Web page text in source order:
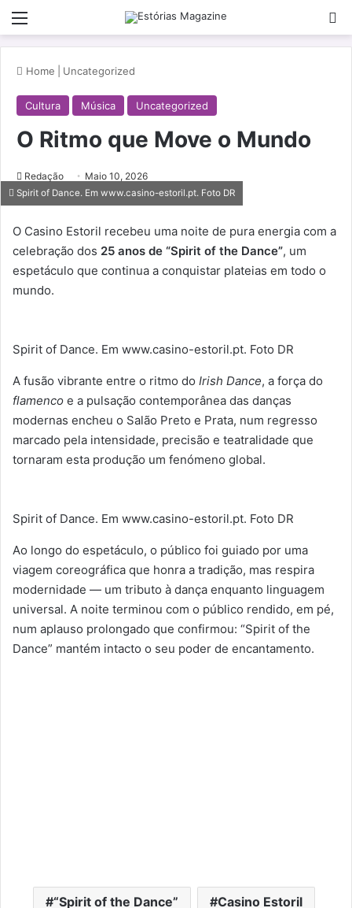
Menu
Home Uncategorized
Cultura Música Uncategorized
O Ritmo que Move o Mundo
Redação Maio 10, 2026
Spirit of Dance. Em www.casino-estoril.pt. Foto DR
O Casino Estoril recebeu uma noite de pura energia com a
celebração dos 25 anos de “Spirit of the Dance”, um
espetáculo que continua a conquistar plateias em todo o
mundo.
Spirit of Dance. Em www.casino-estoril.pt. Foto DR
A fusão vibrante entre o ritmo do Irish Dance, a força do
flamenco e a pulsação contemporânea das danças
modernas encheu o Salão Preto e Prata, num regresso
marcado pela intensidade, precisão e teatralidade que
tornaram esta produção um fenómeno global.
Spirit of Dance. Em www.casino-estoril.pt. Foto DR
Ao longo do espetáculo, o público foi guiado por uma
viagem coreográfica que honra a tradição, mas respira
modernidade — um tributo à dança enquanto linguagem
universal. A noite terminou com o público rendido, em pé,
num aplauso prolongado que confirmou: “Spirit of the
Dance” mantém intacto o seu poder de encantamento.
“Spirit of the Dance” Casino Estoril